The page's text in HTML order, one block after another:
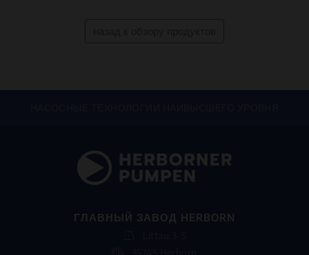
ГЛАВНЫЙ ЗАВОД HERBORN